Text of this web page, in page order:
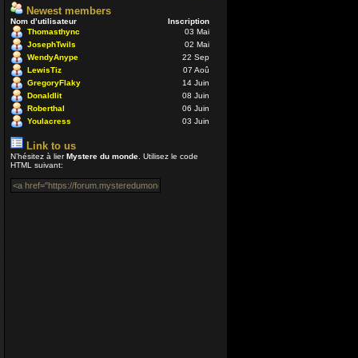
Newest members
Nom d’utilisateur
Inscription
Thomasthync
03 Mai
JosephTwils
02 Mai
WendyAnype
22 Sep
LewisTiz
07 Aoû
GregoryFlaky
14 Juin
Donaldlit
08 Juin
Roberthal
06 Juin
Youlacress
03 Juin
Link to us
N’hésitez à lierMystere du monde . Utilisez le code
HTML suivant: